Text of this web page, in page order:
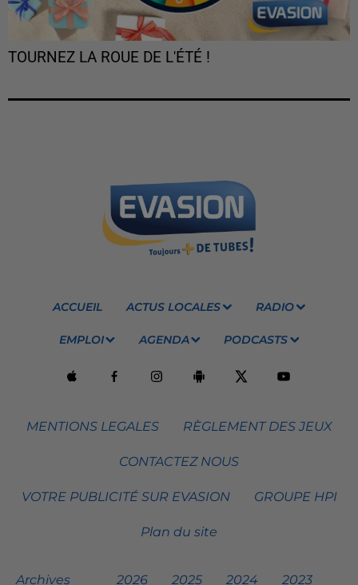
TOURNEZ LA ROUE DE L'ÉTÉ !
ACCUEIL ACTUS LOCALES RADIO
EMPLOI AGENDA PODCASTS
MENTIONS LEGALES RÈGLEMENT DES JEUX
CONTACTEZ NOUS
VOTRE PUBLICITÉ SUR EVASION GROUPE HPI
Plan du site
Archives 2026 2025 2024 2023